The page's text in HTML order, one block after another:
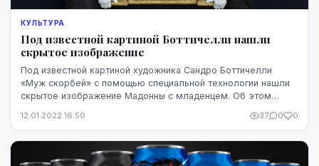
КУЛЬТУРА
Под известной картиной Боттичелли нашли
скрытое изображение
Под известной картиной художника Сандро Боттичелли
«Муж скорбей» с помощью специальной технологии нашли
скрытое изображение Мадонны с младенцем. Об этом
12.01.2022 16:50 37 0 0